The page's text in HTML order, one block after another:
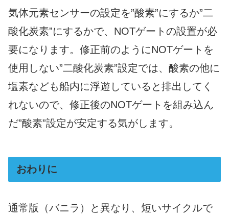
気体元素センサーの設定を”酸素”にするか”二
酸化炭素”にするかで、NOTゲートの設置が必
要になります。修正前のようにNOTゲートを
使用しない”二酸化炭素”設定では、酸素の他に
塩素なども船内に浮遊していると排出してく
れないので、修正後のNOTゲートを組み込ん
だ”酸素”設定が安定する気がします。
おわりに
通常版（バニラ）と異なり、短いサイクルで